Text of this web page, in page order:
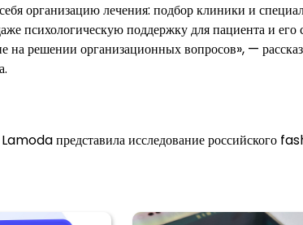
организацию лечения: подбор клиники и
психологическую поддержку для пациента и его
на решении организационных вопросов», —
Lamoda представила исследование российского